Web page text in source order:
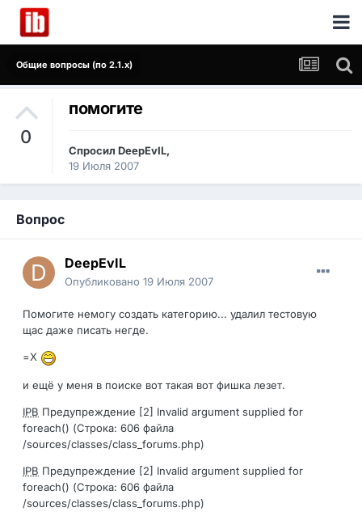
Общие вопросы (по 2.1.x)
0
помогите
Спросил DeepEvIL,
19 Июля 2007
Вопрос
DeepEvIL
Опубликовано 19 Июля 2007
Помогите немогу создать категорию... удалил тестовую
щас даже писать негде.
=Х
и ещё у меня в поиске вот такая вот фишка лезет.
IPB Предупреждение [2] Invalid argument supplied for
foreach() (Строка: 606 файла
/sources/classes/class_forums.php)
IPB Предупреждение [2] Invalid argument supplied for
foreach() (Строка: 606 файла
/sources/classes/class_forums.php)